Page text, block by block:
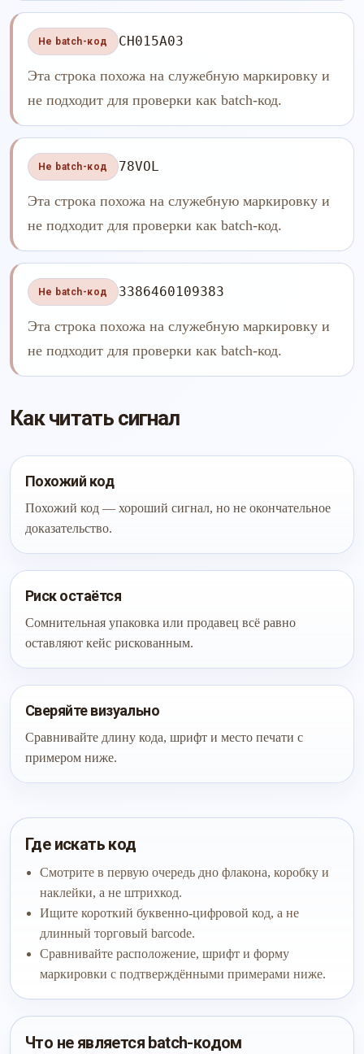
Не batch-код CH015A03
Эта строка похожа на служебную маркировку и
не подходит для проверки как batch-код.
Не batch-код 78VOL
Эта строка похожа на служебную маркировку и
не подходит для проверки как batch-код.
Не batch-код 3386460109383
Эта строка похожа на служебную маркировку и
не подходит для проверки как batch-код.
Как читать сигнал
Похожий код
Похожий код — хороший сигнал, но не окончательное
доказательство.
Риск остаётся
Сомнительная упаковка или продавец всё равно
оставляют кейс рискованным.
Сверяйте визуально
Сравнивайте длину кода, шрифт и место печати с
примером ниже.
Где искать код
Смотрите в первую очередь дно флакона, коробку и
наклейки, а не штрихкод.
Ищите короткий буквенно-цифровой код, а не
длинный торговый barcode.
Сравнивайте расположение, шрифт и форму
маркировки с подтверждёнными примерами ниже.
Что не является batch-кодом